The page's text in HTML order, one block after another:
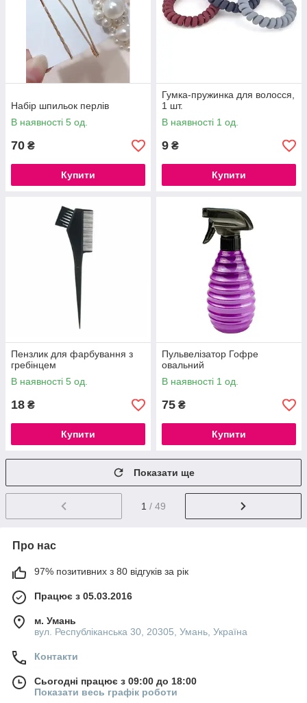
Набір шпильок перлів
В наявності 5 од.
70 ₴
Купити
Гумка-пружинка для волосся,
1 шт.
В наявності 1 од.
9 ₴
Купити
Пензлик для фарбування з
гребінцем
В наявності 5 од.
18 ₴
Купити
Пульвелізатор Гофре
овальний
В наявності 1 од.
75 ₴
Купити
Показати ще
1 / 49
Про нас
97% позитивних з 80 відгуків за рік
Працює з 05.03.2016
м. Умань
вул. Республіканська 30, 20305, Умань, Україна
Контакти
Сьогодні працює з 09:00 до 18:00
Показати весь графік роботи